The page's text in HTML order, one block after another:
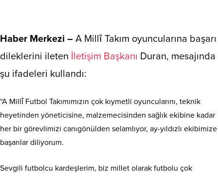
Haber Merkezi – A Millî Takım oyuncularına başarı
dileklerini ileten İletişim Başkanı Duran, mesajında
şu ifadeleri kullandı:
“A Millî Futbol Takımımızın çok kıymetli oyuncularını, teknik
heyetinden yöneticisine, malzemecisinden sağlık ekibine kadar
her bir görevlimizi canıgönülden selamlıyor, ay-yıldızlı ekibimize
başarılar diliyorum.
Sevgili futbolcu kardeşlerim, biz millet olarak futbolu çok